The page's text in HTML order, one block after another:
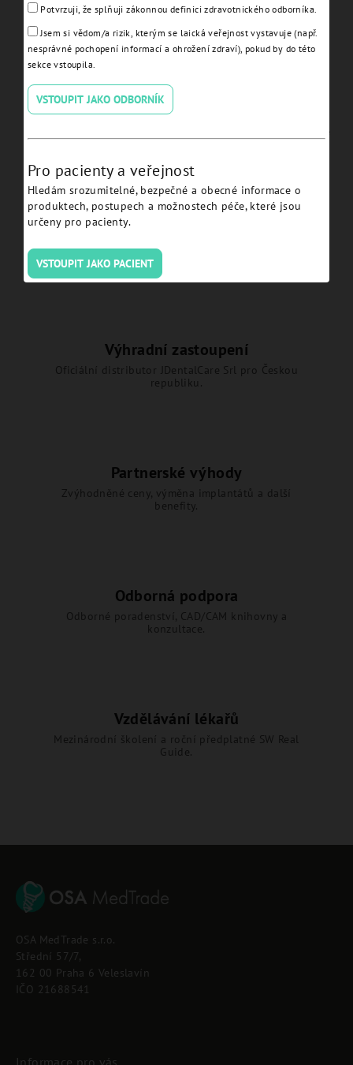
emi abutment - EVEMIHC
Detail Detail
Výhradní zastoupení
Oficiální distributor JDentalCare Srl pro Českou
republiku.
Partnerské výhody
Zvýhodněné ceny, výměna implantátů a další
benefity.
Odborná podpora
Odborné poradenství, CAD/CAM knihovny a
konzultace.
Vzdělávání lékařů
Mezinárodní školení a roční předplatné SW Real
Guide.
OSA MedTrade s.r.o.
Střední 57/7,
162 00 Praha 6 Veleslavín
IČO 21688541
Potvrzuji, že splňuji zákonnou definici zdravotnického odborníka.
Jsem si vědom/a rizik, kterým se laická veřejnost vystavuje (např.
nesprávné pochopení informací a ohrožení zdraví), pokud by do této
sekce vstoupila.
VSTOUPIT JAKO ODBORNÍK
Pro pacienty a veřejnost
Hledám srozumitelné, bezpečné a obecné informace o
produktech, postupech a možnostech péče, které jsou
určeny pro pacienty.
VSTOUPIT JAKO PACIENT